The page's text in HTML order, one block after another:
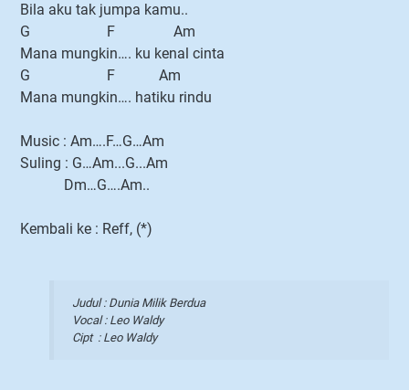
Bila aku tak jumpa kamu..
G F Am
Mana mungkin…. ku kenal cinta
G F Am
Mana mungkin…. hatiku rindu
Music : Am….F…G…Am
Suling : G…Am...G...Am
Dm…G….Am..
Kembali ke : Reff, (*)
Judul : Dunia Milik Berdua
Vocal : Leo Waldy
Cipt : Leo Waldy